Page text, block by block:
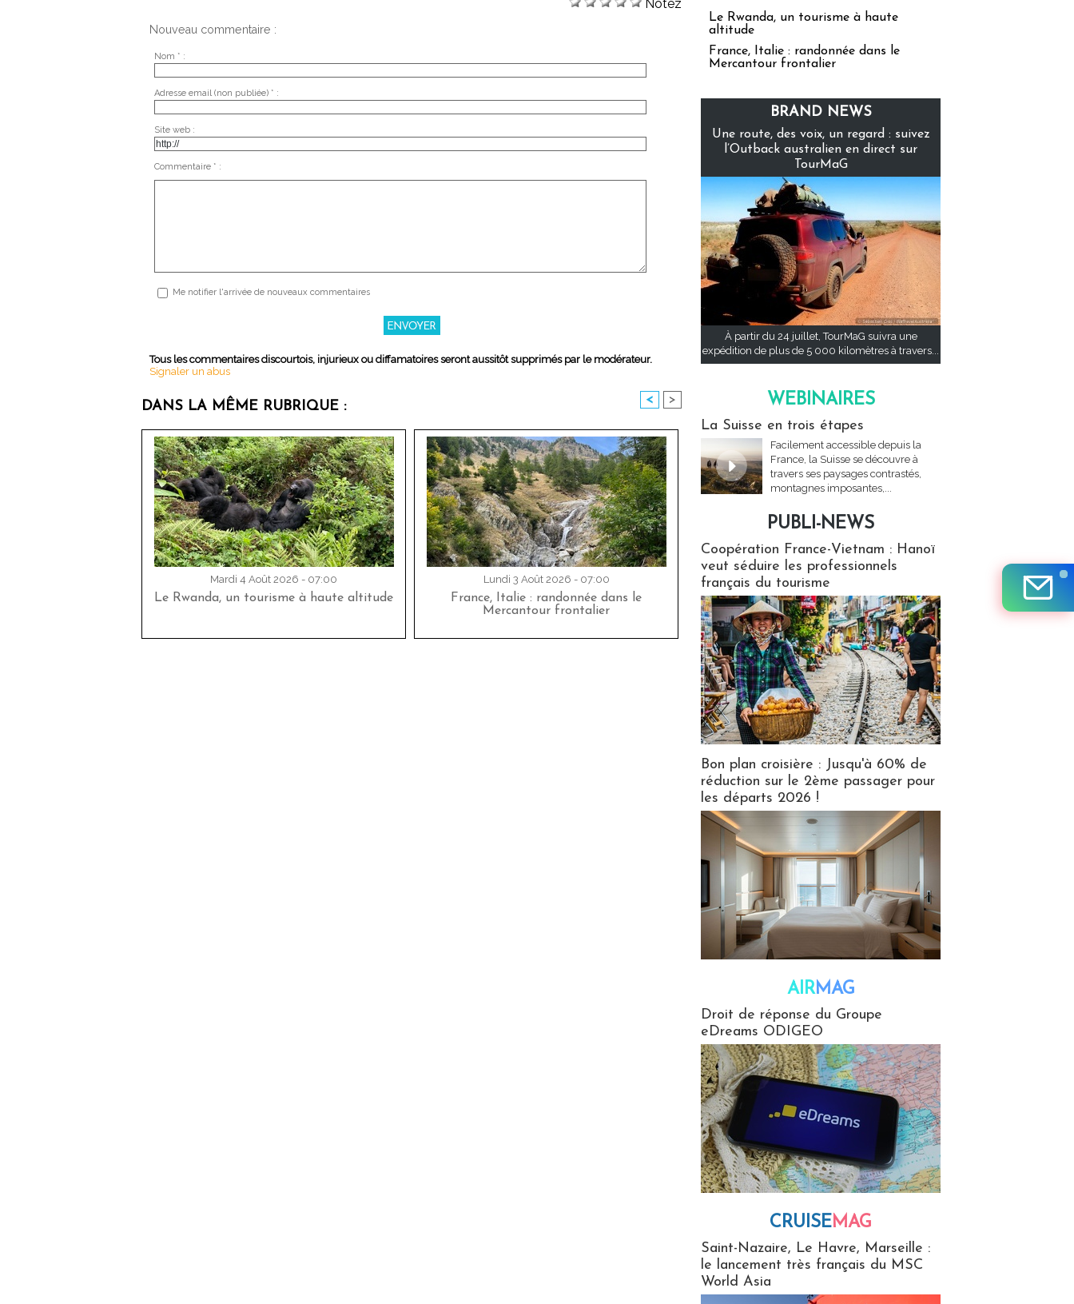
Notez
Nouveau commentaire :
Nom * :
Adresse email (non publiée) * :
Site web :
Commentaire * :
Me notifier l'arrivée de nouveaux commentaires
Tous les commentaires discourtois, injurieux ou diffamatoires seront aussitôt supprimés par le modérateur.
Signaler un abus
DANS LA MÊME RUBRIQUE : < >
Mardi 4 Août 2026 - 07:00
Le Rwanda, un tourisme à haute altitude
Lundi 3 Août 2026 - 07:00
France, Italie : randonnée dans le
Mercantour frontalier
Le Rwanda, un tourisme à haute
altitude
France, Italie : randonnée dans le
Mercantour frontalier
BRAND NEWS
Une route, des voix, un regard : suivez
l’Outback australien en direct sur
TourMaG
À partir du 24 juillet, TourMaG suivra une
expédition de plus de 5 000 kilomètres à travers...
WEBINAIRES
La Suisse en trois étapes
Facilement accessible depuis la
France, la Suisse se découvre à
travers ses paysages contrastés,
montagnes imposantes,...
PUBLI-NEWS
Coopération France-Vietnam : Hanoï
veut séduire les professionnels
français du tourisme
Bon plan croisière : Jusqu'à 60% de
réduction sur le 2ème passager pour
les départs 2026 !
AIRMAG
Droit de réponse du Groupe
eDreams ODIGEO
CRUISEMAG
Saint-Nazaire, Le Havre, Marseille :
le lancement très français du MSC
World Asia